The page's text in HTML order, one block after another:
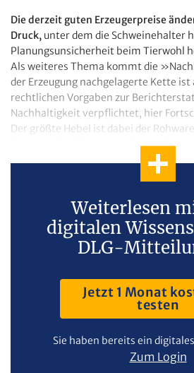
Die derzeit guten Erzeugerpreise
Druck, unter dem die Schweinehalter
Planungsunsicherheit beim Tierwohl
Als weiteres Thema kommt die
der Erzeugung nachgelagerte Kette ist
rechtlichen Vorgaben zur
Nachhaltigkeit verpflichtet, hier
Der größte Hebel ist dabei der
kommen die Schweinehalter ins Spiel.
Weiterlesen
digitalen
DLG-
Jetzt 1 Monat
testen
Sie haben bereits ein
Zum Login